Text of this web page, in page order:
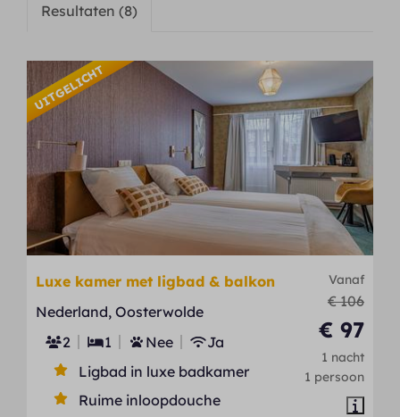
Resultaten (8)
UITGELICHT
Vanaf
€ 106
€ 97
1 nacht
1 persoon
Luxe kamer met ligbad & balkon
Nederland, Oosterwolde
2
1 Nee
Ja
Ligbad in luxe badkamer
Ruime inloopdouche